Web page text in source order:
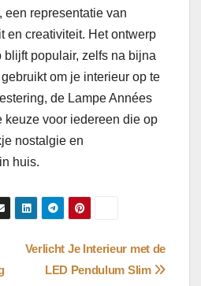
een representatie van
en creativiteit. Het ontwerp
populair, zelfs na bijna
om je interieur op te
de Lampe Années
keuze voor iedereen die op
nostalgie en
huis.
Verlicht Je Interieur met de
LED Pendulum Slim